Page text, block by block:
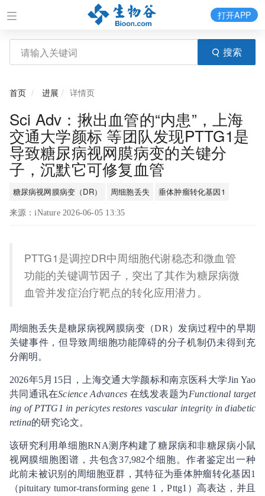
搜索
打开APP
首页 进展 详情页
Sci Adv：揪出血管的“内患”，上海
交通大学颜标 等团队发现PTTG1是
导致糖尿病视网膜病变的关键分
子，沉默它可修复血管
糖尿病视网膜病变（DR） 周细胞丢失 垂体肿瘤转化基因1
来源：iNature 2026-06-05 13:35
PTTG1是调控DR中周细胞代谢稳态和微血管
功能的关键调节因子，突出了其作为糖尿病微
血管并发症治疗靶点的转化应用潜力。
周细胞丢失是糖尿病视网膜病变（DR）发病过程中的早期
关键事件，但导致周细胞功能障碍的分子机制仍未得到充
分阐明。
2026年5月15日，上海交通大学颜标和南京医科大学Jin Yao
共同通讯在Science Advances 在线发表题为Functional target
ing of PTTG1 in pericytes restores vascular integrity in diabetic
retina的研究论文。
该研究利用单细胞RNA测序构建了糖尿病和非糖尿病小鼠
视网膜细胞图谱，共包含37,982个细胞。作者鉴定出一种
此前未被识别的周细胞亚群，其特征为垂体肿瘤转化基因1
（pituitary tumor-transforming gene 1，Pttg1）高表达，并且